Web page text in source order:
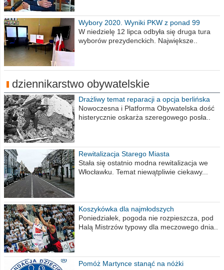
Wybory 2020. Wyniki PKW z ponad 99
procent obwodów
W niedzielę 12 lipca odbyła się druga tura
wyborów prezydenckich. Największe..
dziennikarstwo obywatelskie
Drażliwy temat reparacji a opcja berlińska
Nowoczesna i Platforma Obywatelska dość
histerycznie oskarża szeregowego posła..
Rewitalizacja Starego Miasta
Stała się ostatnio modna rewitalizacja we
Włocławku. Temat niewątpliwie ciekawy...
Koszykówka dla najmłodszych
Poniedziałek, pogoda nie rozpieszcza, pod
Halą Mistrzów typowy dla meczowego dnia..
Pomóż Martynce stanąć na nóżki